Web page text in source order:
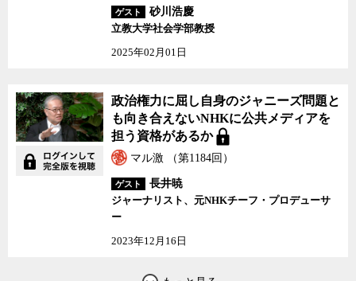
しかし、それではなぜ他紙にはそれができないのだろうか。他に
も何か秘訣があるに違いない。
田原氏は「強いて言うならば」と前置きをした上で、東京新聞が
身の都（みやこ）新聞時代から引き継がれてきた、「現場に任せら
れる緩さ」ではないかと言う。
「右とか左とかと言うよりは批判精神が働くか働かないか。われ
われは原子力ムラに対しても左翼に対しても批判的だと思う。そし
てその判断が現場に任されていることではないか」と田原氏は語
そんな田原氏も、昨今メディアに頻発している不祥事や誤報、盗
ゲスト
砂川浩慶
立教大学社会学部教授
2025年02月01日
政治権力に屈し自身のジャニーズ問題と
も向き合えないNHKに公共メディアを
担う資格があるか
マル激 （第1184回）
ゲスト
長井暁
ジャーナリスト、元NHKチーフ・プロデューサ
ー
2023年12月16日